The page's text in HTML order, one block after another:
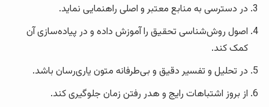
در دسترسی به منابع معتبر و اصلی راهنمایی نماید.
اصول روش‌شناسی تحقیق را آموزش داده و در پیاده‌سازی آن
کمک کند.
در تحلیل و تفسیر دقیق و بی‌طرفانه متون یاری‌رسان باشد.
از بروز اشتباهات رایج و هدر رفتن زمان جلوگیری کند.